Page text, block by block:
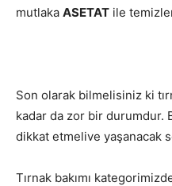
mutlaka ASETAT ile
Son olarak bilmelisiniz ki
kadar da zor bir durumdur.
dikkat etmelive yaşanacak
Tırnak bakımı